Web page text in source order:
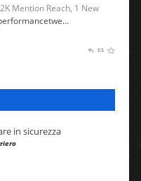
Mention Reach, 1 New
in sicurezza